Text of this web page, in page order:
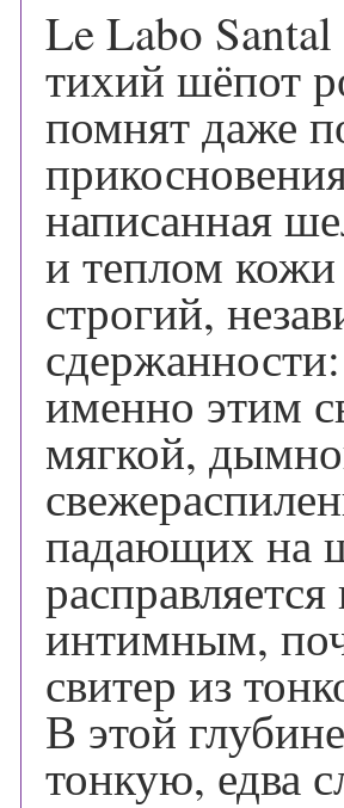
Le Labo
тихий шёпот
помнят даже
написанная
и теплом
строгий,
именно этим
мягкой,
падающих на
интимным,
свитер из
В этой
тонкую, едва